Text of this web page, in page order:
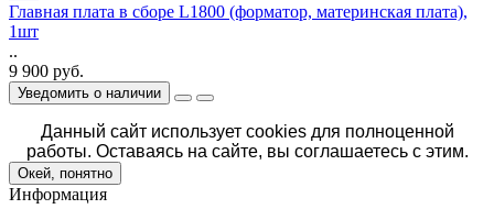
Главная плата в сборе L1800 (форматор, материнская плата),
1шт
..
9 900 руб.
Уведомить о наличии
Данный сайт использует cookies для полноценной
работы. Оставаясь на сайте, вы соглашаетесь с этим.
Окей, понятно
Информация